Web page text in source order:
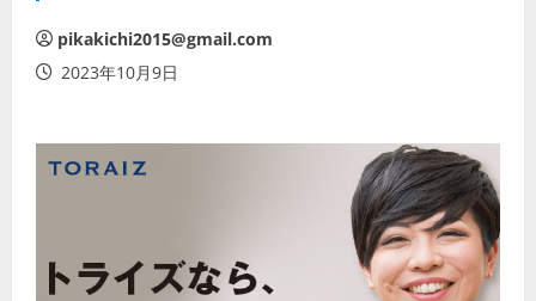
pikakichi2015@gmail.com
2023年10月9日